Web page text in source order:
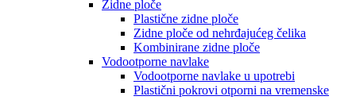
Zidne ploče
Plastične zidne ploče
Zidne ploče od nehrđajućeg čelika
Kombinirane zidne ploče
Vodootporne navlake
Vodootporne navlake u upotrebi
Plastični pokrovi otporni na vremenske